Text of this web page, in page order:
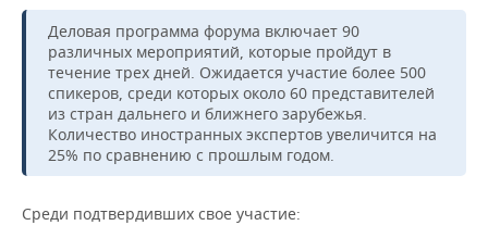
ВОЛЕЙБОЛ
КИБЕРСПОРТ
ФИГУРНОЕ КАТАНИЕ
ВОДНЫЕ ВИДЫ СПОРТА
ХОККЕЙ С МЯЧОМ
ИСТОРИЯ
КУЛЬТУРА
МЕДИЦИНА
ОБРАЗОВАНИЕ
ПРОИСШЕСТВИЯ
СПИСОК ПЕРСОН
СПИСОК КОМПАНИЙ
ПОЛНАЯ ВЕРСИЯ
Деловая программа форума включает 90
различных мероприятий, которые пройдут в
течение трех дней. Ожидается участие более 500
спикеров, среди которых около 60 представителей
из стран дальнего и ближнего зарубежья.
Количество иностранных экспертов увеличится на
25% по сравнению с прошлым годом.
Среди подтвердивших свое участие: